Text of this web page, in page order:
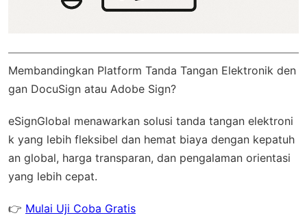
Membandingkan Platform Tanda Tangan Elektronik den
gan DocuSign atau Adobe Sign?
eSignGlobal menawarkan solusi tanda tangan elektroni
k yang lebih fleksibel dan hemat biaya dengan kepatuh
an global, harga transparan, dan pengalaman orientasi
yang lebih cepat.
👉 Mulai Uji Coba Gratis